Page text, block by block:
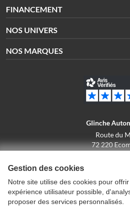
FINANCEMENT
NOS UNIVERS
NOS MARQUES
Glinche
Route du
72 220
Conditions générales de
Gestion des cookies
Notre site utilise des cookies pour
expérience utilisateur possible,
proposer des services personnalisés.